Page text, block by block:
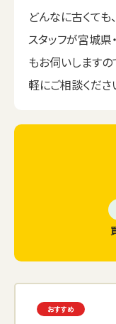
どんなに古くて
スタッフが宮城県
もお伺いします
軽にご相談くださ